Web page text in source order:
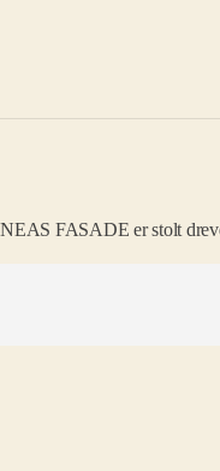
NEAS FASADE er stolt